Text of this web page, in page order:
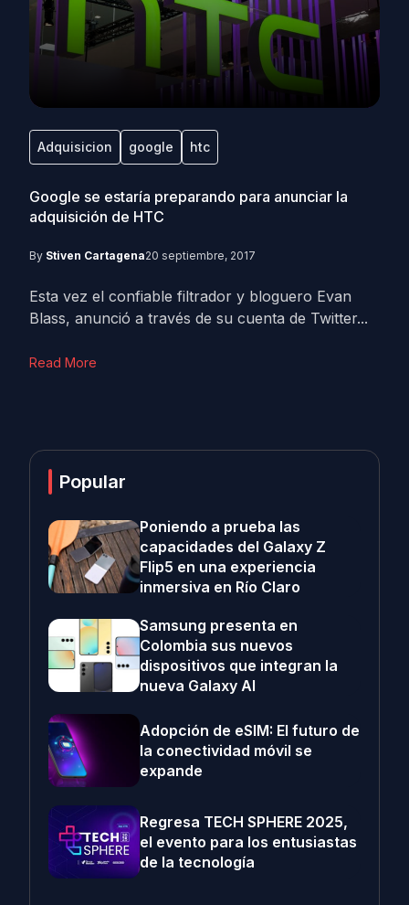
Adquisicion google htc
Google se estaría preparando para anunciar la
adquisición de HTC
By Stiven Cartagena20 septiembre, 2017
Esta vez el confiable filtrador y bloguero Evan
Blass, anunció a través de su cuenta de Twitter...
Read More
Popular
Poniendo a prueba las
capacidades del Galaxy Z
Flip5 en una experiencia
inmersiva en Río Claro
Samsung presenta en
Colombia sus nuevos
dispositivos que integran la
nueva Galaxy AI
Adopción de eSIM: El futuro de
la conectividad móvil se
expande
Regresa TECH SPHERE 2025,
el evento para los entusiastas
de la tecnología